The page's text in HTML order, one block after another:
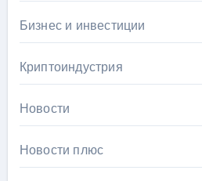
Бизнес и инвестиции
Криптоиндустрия
Новости
Новости плюс